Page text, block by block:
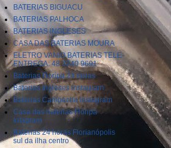
BATERIAS BIGUACU
BATERIAS PALHOCA
BATERIAS INGLESES
CASA DAS BATERIAS MOURA
ELETRO VANIO BATERIAS TELE-
ENTREGA: 48 3240 9691
Baterias Floripa 24 horas
Baterias Ingleses Instagram
Baterias Campeche Instagram
Casa das baterias Floripa
Intagram
Baterias 24 horas Florianópolis
sul da ilha centro